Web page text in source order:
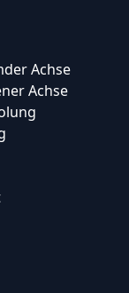
Achse
Achse